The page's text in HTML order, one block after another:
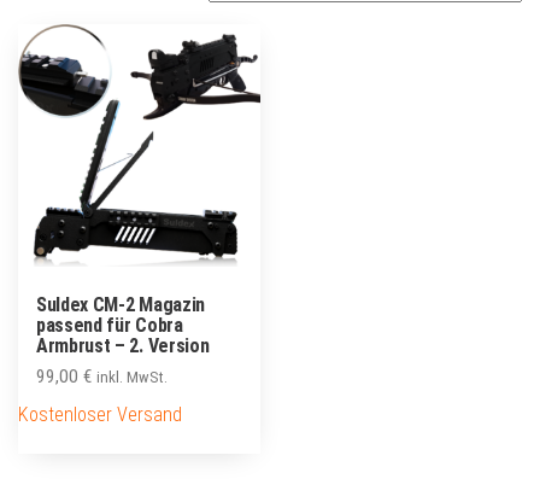
Suldex CM-2 Magazin
passend für Cobra
Armbrust – 2. Version
99,00 € inkl. MwSt.
Kostenloser Versand